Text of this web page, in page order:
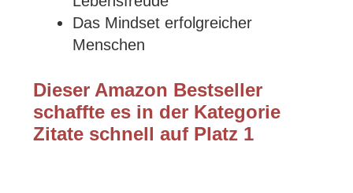
Das Mindset erfolgreicher
Menschen
Dieser Amazon Bestseller
schaffte es in der Kategorie
Zitate schnell auf Platz 1